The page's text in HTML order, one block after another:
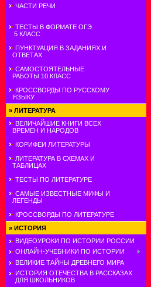
ЧАСТИ РЕЧИ
ТЕСТЫ В ФОРМАТЕ ОГЭ.
5 КЛАСС
ПУНКТУАЦИЯ В ЗАДАНИЯХ И
ОТВЕТАХ
САМОСТОЯТЕЛЬНЫЕ
РАБОТЫ.10 КЛАСС
КРОССВОРДЫ ПО РУССКОМУ
ЯЗЫКУ
» ЛИТЕРАТУРА
ВЕЛИЧАЙШИЕ КНИГИ ВСЕХ
ВРЕМЕН И НАРОДОВ
КОРИФЕИ ЛИТЕРАТУРЫ
ЛИТЕРАТУРА В СХЕМАХ И
ТАБЛИЦАХ
ТЕСТЫ ПО ЛИТЕРАТУРЕ
САМЫЕ ИЗВЕСТНЫЕ МИФЫ И
ЛЕГЕНДЫ
КРОССВОРДЫ ПО ЛИТЕРАТУРЕ
» ИСТОРИЯ
ВИДЕОУРОКИ ПО ИСТОРИИ РОССИИ
ОНЛАЙН-УЧЕБНИКИ ПО ИСТОРИИ
ВЕЛИКИЕ ТАЙНЫ ДРЕВНЕГО МИРА
ИСТОРИЯ ОТЕЧЕСТВА В РАССКАЗАХ
ДЛЯ ШКОЛЬНИКОВ